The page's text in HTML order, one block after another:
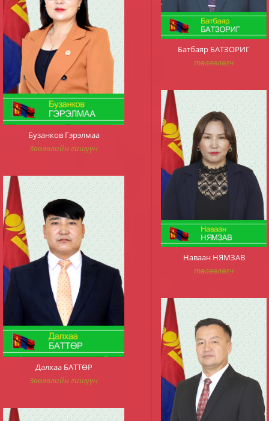
Бузанков Гэрэлмаа
Зөвлөлийн гишүүн
Далхаа БАТТӨР
Зөвлөлийн гишүүн
Батбаяр БАТЗОРИГ
төлөөлөгч
Наваан НЯМЗАВ
төлөөлөгч